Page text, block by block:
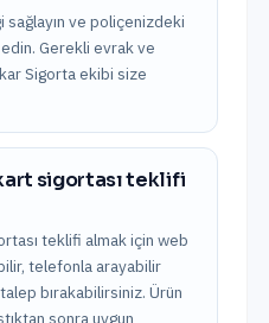
sağlayın ve poliçenizdeki
edin. Gerekli evrak ve
Sigorta ekibi size
sigortası teklifi
teklifi almak için web
telefonla arayabilir
bırakabilirsiniz. Ürün
sonra uygun